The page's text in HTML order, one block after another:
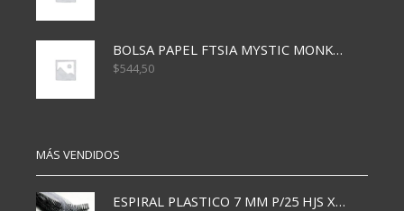
BOLSA PAPEL FTSIA MYSTIC MONKEY 14/08/20
$544,50
MÁS VENDIDOS
ESPIRAL PLASTICO 7 MM P/25 HJS X50x3000